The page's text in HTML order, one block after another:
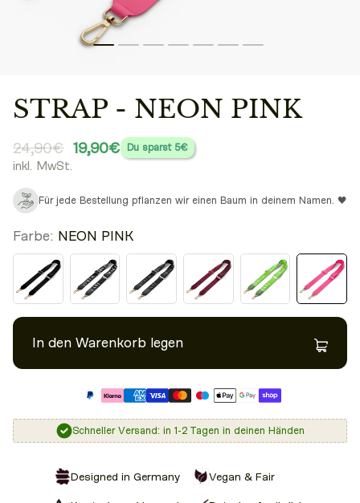
STRAP - NEON PINK
24,90€ 19,90€ Du sparst 5€
inkl. MwSt.
Für jede Bestellung pflanzen wir einen Baum in deinem Namen. 🖤
Farbe: NEON PINK
In den Warenkorb legen
Schneller Versand: in 1-2 Tagen in deinen Händen
Designed in Germany Vegan & Fair